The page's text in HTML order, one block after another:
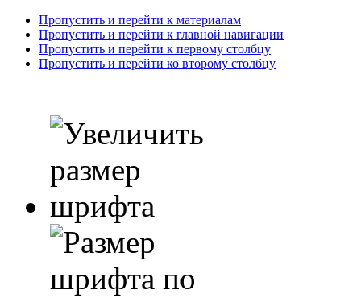
Пропустить и перейти к материалам
Пропустить и перейти к главной навигации
Пропустить и перейти к первому столбцу
Пропустить и перейти ко второму столбцу